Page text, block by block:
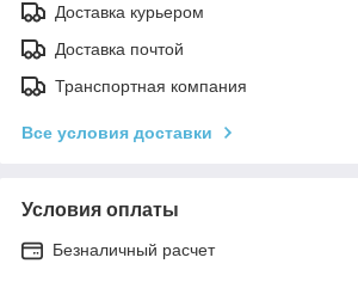
Доставка курьером
Доставка почтой
Транспортная компания
Все условия доставки
Условия оплаты
Безналичный расчет